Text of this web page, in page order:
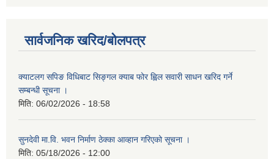
सार्वजनिक खरिद/बोलपत्र
क्याटलग सपिङ विधिबाट सिङ्गल क्याब फोर ह्विल सवारी साधन खरिद गर्ने
सम्बन्धी सूचना ।
मिति: 06/02/2026 - 18:58
सुनदेवी मा.वि. भवन निर्माण ठेक्का आव्हान गरिएको सूचना ।
मिति: 05/18/2026 - 12:00